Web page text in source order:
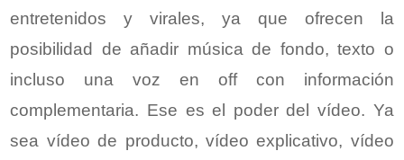
entretenidos y virales, ya que ofrecen la
posibilidad de añadir música de fondo, texto o
incluso una voz en off con información
complementaria. Ese es el poder del vídeo. Ya
sea vídeo de producto, vídeo explicativo, vídeo